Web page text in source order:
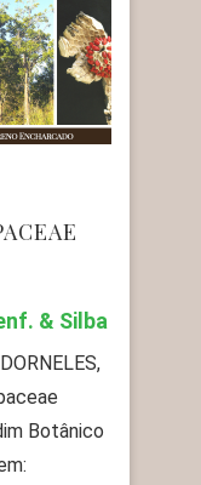
& Silba
Botânico